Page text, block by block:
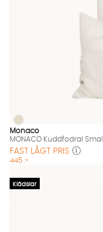
MONACO
MONACO Kuddfodral Small Vit
Monaco
MONACO Kuddfodral
FAST LÅGT PRIS
445 :-
Klädslar